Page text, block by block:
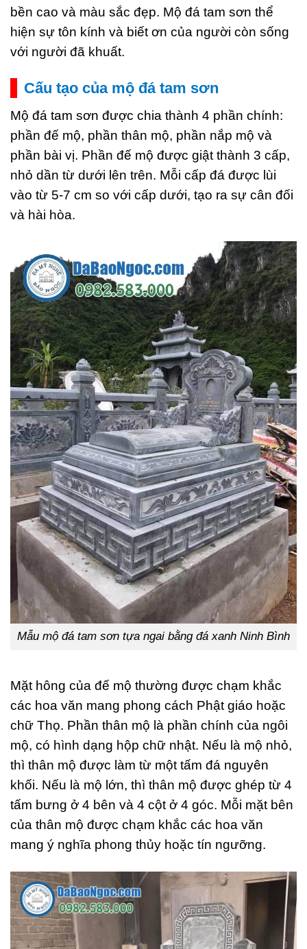
bền cao và màu sắc đẹp. Mộ đá tam sơn thể
hiện sự tôn kính và biết ơn của người còn sống
với người đã khuất.
Cấu tạo của mộ đá tam sơn
Mộ đá tam sơn được chia thành 4 phần chính:
phần đế mộ, phần thân mộ, phần nắp mộ và
phần bài vị. Phần đế mộ được giật thành 3 cấp,
nhỏ dần từ dưới lên trên. Mỗi cấp đá được lùi
vào từ 5-7 cm so với cấp dưới, tạo ra sự cân đối
và hài hòa.
Mẫu mộ đá tam sơn tựa ngai bằng đá xanh Ninh Bình
Mặt hông của đế mộ thường được chạm khắc
các hoa văn mang phong cách Phật giáo hoặc
chữ Thọ. Phần thân mộ là phần chính của ngôi
mộ, có hình dạng hộp chữ nhật. Nếu là mộ nhỏ,
thì thân mộ được làm từ một tấm đá nguyên
khối. Nếu là mộ lớn, thì thân mộ được ghép từ 4
tấm bưng ở 4 bên và 4 cột ở 4 góc. Mỗi mặt bên
của thân mộ được chạm khắc các hoa văn
mang ý nghĩa phong thủy hoặc tín ngưỡng.